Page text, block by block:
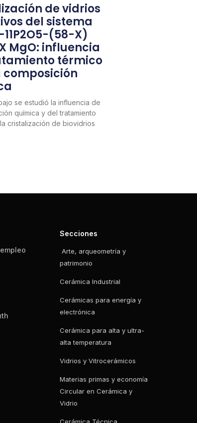
de vidrios
del sistema
11P2O5-(58-X)
MgO: influencia
térmico
composición
se estudió la influencia de
química y del tratamiento
cristalización de biovidrios
Secciones
Arte, arqueometría y
patrimonio
Cerámica Industrial
Cerámicas para energía y
electrónica
Cerámica para alta y ultra-
alta temperatura
Vidrios y Vitrocerámicos
Materias primas y economía
Circular en Cerámica y
Vidrio